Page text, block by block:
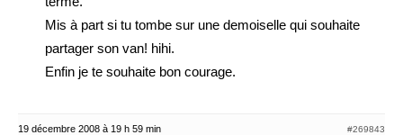
Mis à part si tu tombe sur une demoiselle qui souhaite
partager son van! hihi.
Enfin je te souhaite bon courage.
19 décembre 2008 à 19 h 59 min #269843